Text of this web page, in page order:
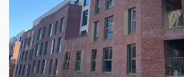
1
5 m²
1
76